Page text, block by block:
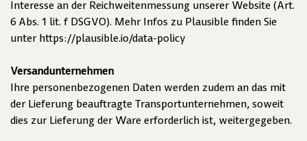
Interesse an der Reichweitenmessung unserer Website (Art.
6 Abs. 1 lit. f DSGVO). Mehr Infos zu Plausible finden Sie
unter https://plausible.io/data-policy
Versandunternehmen
Ihre personenbezogenen Daten werden zudem an das mit
der Lieferung beauftragte Transportunternehmen, soweit
dies zur Lieferung der Ware erforderlich ist, weitergegeben.